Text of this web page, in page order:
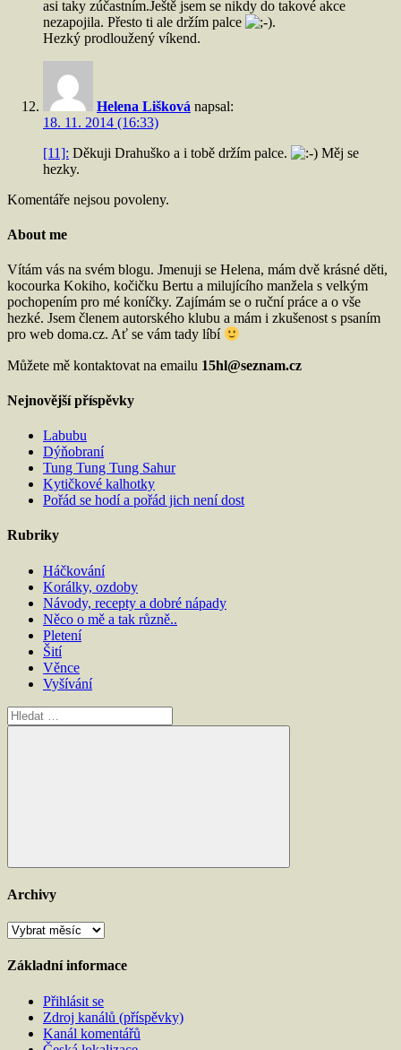
asi taky zúčastním.Ještě jsem se nikdy do takové akce
nezapojila. Přesto ti ale držím palce
.
Hezký prodloužený víkend.
Helena Lišková napsal:
18. 11. 2014 (16:33)
[11]: Děkuji Drahuško a i tobě držím palce.
Měj se
hezky.
Komentáře nejsou povoleny.
About me
Vítám vás na svém blogu. Jmenuji se Helena, mám dvě krásné děti,
kocourka Kokiho, kočičku Bertu a milujícího manžela s velkým
pochopením pro mé koníčky. Zajímám se o ruční práce a o vše
hezké. Jsem členem autorského klubu a mám i zkušenost s psaním
pro web doma.cz. Ať se vám tady líbí
Můžete mě kontaktovat na emailu 15hl@seznam.cz
Nejnovější příspěvky
Labubu
Dýňobraní
Tung Tung Tung Sahur
Kytičkové kalhotky
Pořád se hodí a pořád jich není dost
Rubriky
Háčkování
Korálky, ozdoby
Návody, recepty a dobré nápady
Něco o mě a tak různě..
Pletení
Šití
Věnce
Vyšívání
Hledat:
Hledat
Archivy
Archivy
Základní informace
Přihlásit se
Zdroj kanálů (příspěvky)
Kanál komentářů